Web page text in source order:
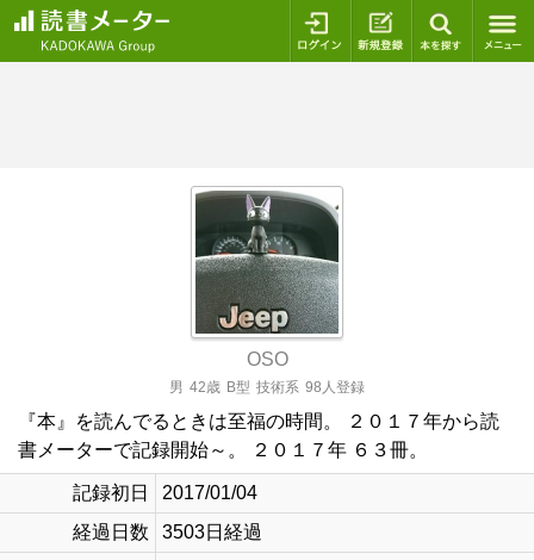
ログイン 新規登録
OSO
男 42歳 B型 技術系 98人登録
『本』を読んでるときは至福の時間。 ２０１７年から読
書メーターで記録開始～。 ２０１７年 ６３冊。
記録初日
2017/01/04
経過日数
3503日経過